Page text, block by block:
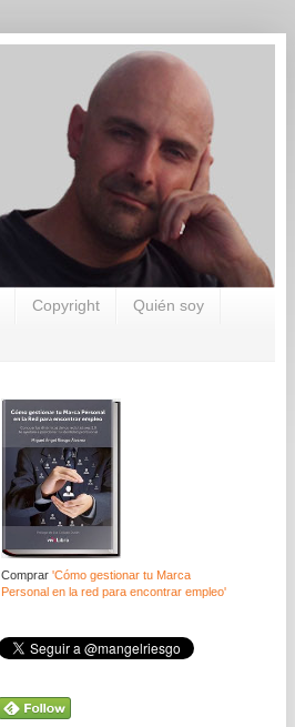
Copyright Quién soy
Comprar 'Cómo gestionar tu Marca
Personal en la red para encontrar empleo'